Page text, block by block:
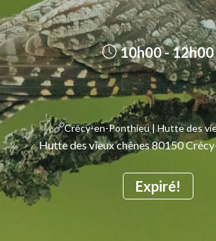
Expiré!
10h00 - 12h00
Crécy-en-Ponthieu | Hutte des
Hutte des vieux chênes 80150